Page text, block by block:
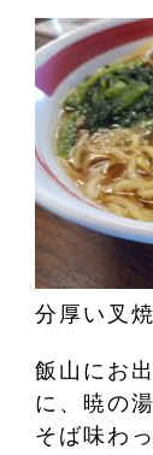
分厚い
飯山にお
に、暁の
そば味わ